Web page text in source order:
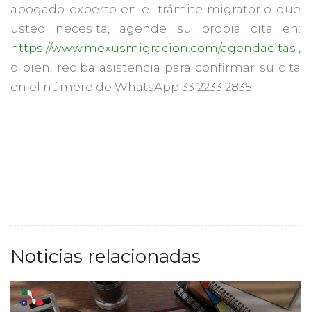
abogado experto en el trámite migratorio que
usted necesita, agende su propia cita en:
https://www.mexusmigracion.com/agendacitas ,
o bien, reciba asistencia para confirmar su cita
en el número de WhatsApp 33 2233 2835
Noticias relacionadas